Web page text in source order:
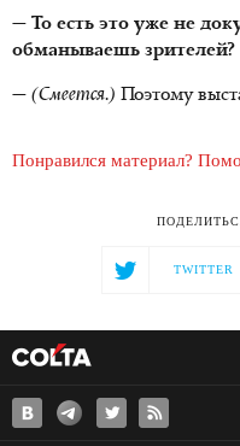
— То есть это уже не
обманываешь зрителей?
— (Смеется.) Поэтому
Понравился материал?
TWITTER